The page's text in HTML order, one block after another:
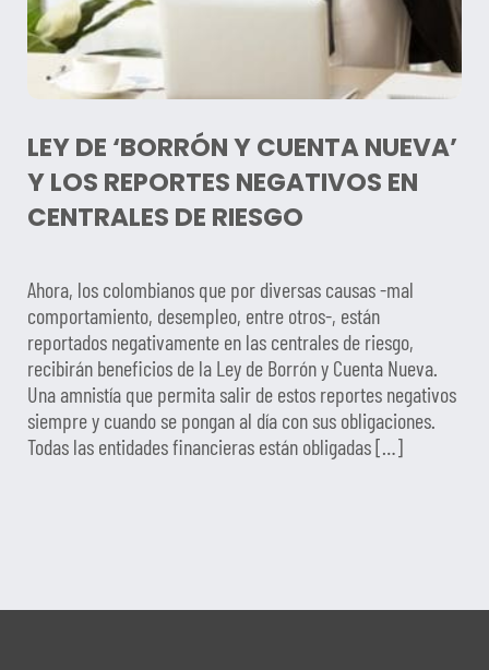
LEY DE ‘BORRÓN Y CUENTA NUEVA’
Y LOS REPORTES NEGATIVOS EN
CENTRALES DE RIESGO
Ahora, los colombianos que por diversas causas -mal
comportamiento, desempleo, entre otros-, están
reportados negativamente en las centrales de riesgo,
recibirán beneficios de la Ley de Borrón y Cuenta Nueva.
Una amnistía que permita salir de estos reportes negativos
siempre y cuando se pongan al día con sus obligaciones.
Todas las entidades financieras están obligadas […]